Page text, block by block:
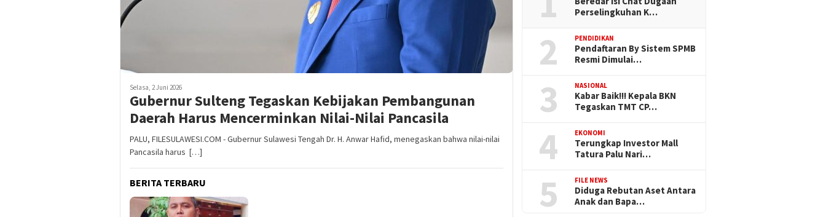
Selasa, 2 Juni 2026
Gubernur Sulteng Tegaskan Kebijakan Pembangunan
Daerah Harus Mencerminkan Nilai-Nilai Pancasila
PALU, FILESULAWESI.COM - Gubernur Sulawesi Tengah Dr. H. Anwar Hafid, menegaskan bahwa nilai-nilai
Pancasila harus […]
BERITA TERBARU
Perselingkuhan K…
2 PENDIDIKAN
Pendaftaran By Sistem SPMB
Resmi Dimulai…
3 NASIONAL
Kabar Baik!!! Kepala BKN
Tegaskan TMT CP…
4 EKONOMI
Terungkap Investor Mall
Tatura Palu Nari…
5 FILE NEWS
Diduga Rebutan Aset Antara
Anak dan Bapa…